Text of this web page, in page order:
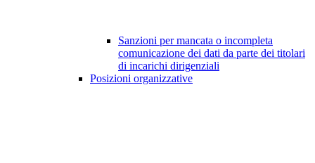
Sanzioni per mancata o incompleta
comunicazione dei dati da parte dei titolari
di incarichi dirigenziali
Posizioni organizzative